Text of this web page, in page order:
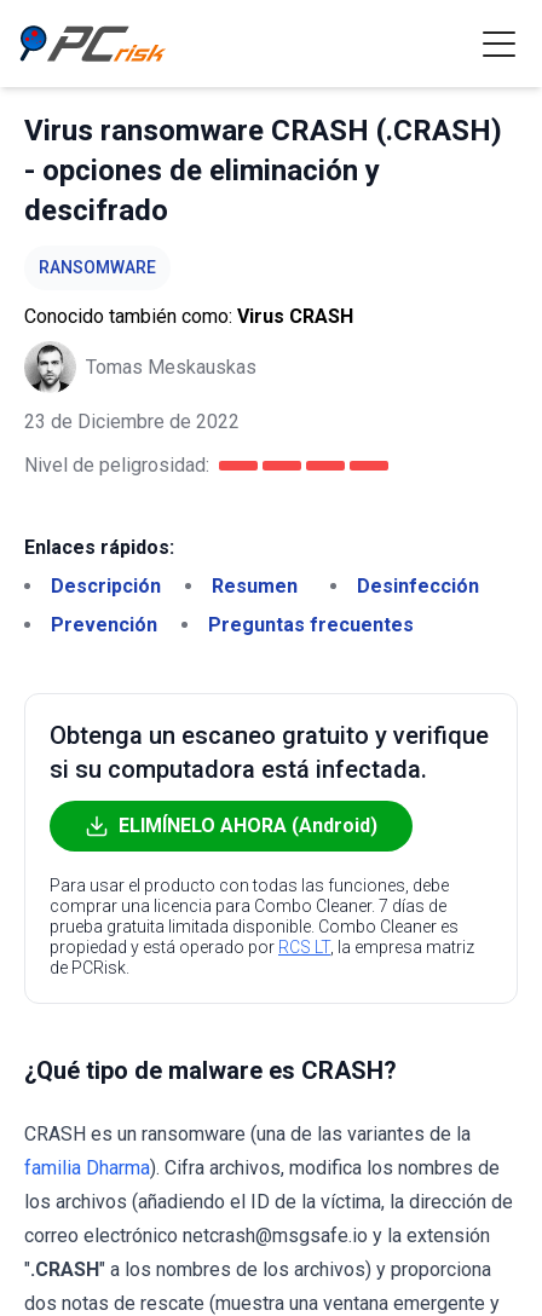
Virus ransomware CRASH (.CRASH)
- opciones de eliminación y
descifrado
RANSOMWARE
Conocido también como: Virus CRASH
Tomas Meskauskas
23 de Diciembre de 2022
Nivel de peligrosidad:
Enlaces rápidos:
Descripción
Resumen
Desinfección
Prevención
Preguntas frecuentes
Obtenga un escaneo gratuito y verifique
si su computadora está infectada.
ELIMÍNELO AHORA (Android)
Para usar el producto con todas las funciones, debe
comprar una licencia para Combo Cleaner. 7 días de
prueba gratuita limitada disponible. Combo Cleaner es
propiedad y está operado por RCS LT, la empresa matriz
de PCRisk.
¿Qué tipo de malware es CRASH?
CRASH es un ransomware (una de las variantes de la
familia Dharma). Cifra archivos, modifica los nombres de
los archivos (añadiendo el ID de la víctima, la dirección de
correo electrónico netcrash@msgsafe.io y la extensión
".CRASH" a los nombres de los archivos) y proporciona
dos notas de rescate (muestra una ventana emergente y